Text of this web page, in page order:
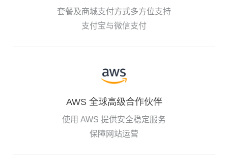
套餐及商城支付方式多方位支持
支付宝与微信支付
AWS 全球高级合作伙伴
使用 AWS 提供安全稳定服务
保障网站运营